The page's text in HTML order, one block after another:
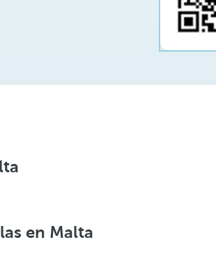
en Malta